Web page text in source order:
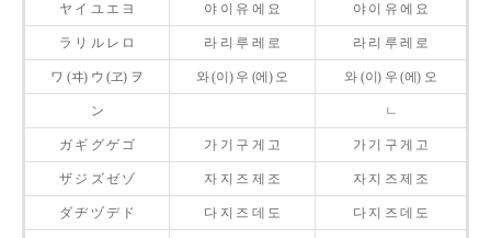
ヤ イ ユ エ ヨ 야 이 유 에 요 야 이 유 에 요
ラ リ ル レ ロ 라 리 루 레 로 라 리 루 레 로
ワ (ヰ) ウ (ヱ) ヲ 와 (이) 우 (에) 오 와 (이) 우 (에) 오
ン ㄴ
ガ ギ グ ゲ ゴ 가 기 구 게 고 가 기 구 게 고
ザ ジ ズ ゼ ゾ 자 지 즈 제 조 자 지 즈 제 조
ダ ヂ ヅ デ ド 다 지 즈 데 도 다 지 즈 데 도